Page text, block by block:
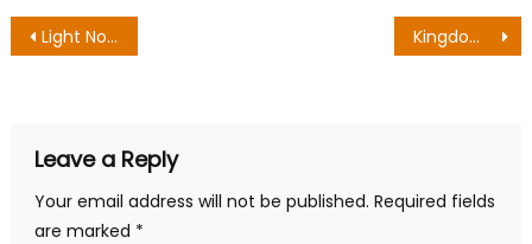
Post
Light Novel Spy Room có ​​thể chuyển thành TV anime! Kingdom (2012) Phần 4, tập 24 & 25 Ngày phát hành: Kết luận của cuộc nổi loạn
Leave a Reply
Your email address will not be published. Required fields
are marked *